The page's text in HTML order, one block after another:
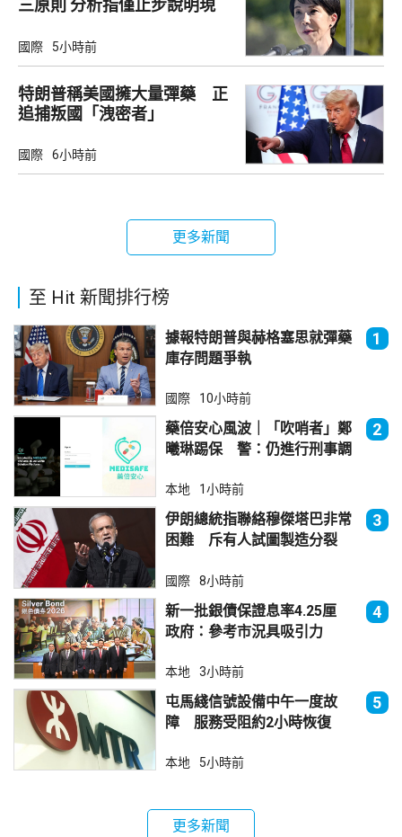
三原則 分析指僅止步說明現
國際 5小時前
特朗普稱美國擁大量彈藥 正
追捕叛國「洩密者」
國際 6小時前
更多新聞
至 Hit 新聞排行榜
據報特朗普與赫格塞思就彈藥
庫存問題爭執
1
國際 10小時前
藥倍安心風波｜「吹哨者」鄭
曦琳踢保 警：仍進行刑事調
2
本地 1小時前
伊朗總統指聯絡穆傑塔巴非常
困難 斥有人試圖製造分裂
3
國際 8小時前
新一批銀債保證息率4.25厘
政府：參考市況具吸引力
4
本地 3小時前
屯馬綫信號設備中午一度故
障 服務受阻約2小時恢復
5
本地 5小時前
更多新聞